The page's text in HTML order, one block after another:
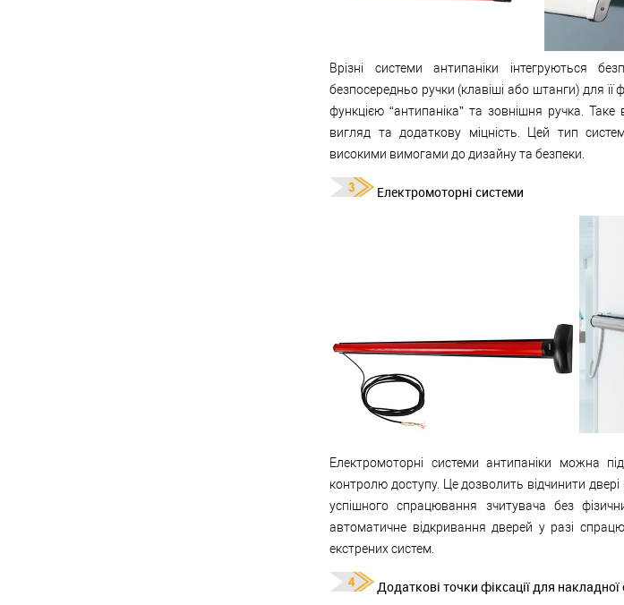
Врізні системи антипаніки інтегруються
безпосередньо ручки (клавіші або штанги) для її
функцією “антипаніка” та зовнішня ручка.
вигляд та додаткову міцність. Цей тип
високими вимогами до дизайну та безпеки.
Електромоторні системи
Електромоторні системи антипаніки можна
контролю доступу. Це дозволить відчинити
успішного спрацювання зчитувача без
автоматичне відкривання дверей у разі
екстрених систем.
Додаткові точки фіксації для